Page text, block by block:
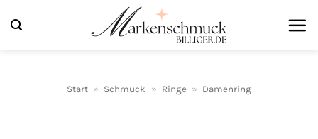
Inhalt
Start » Schmuck » Ringe » Damenring